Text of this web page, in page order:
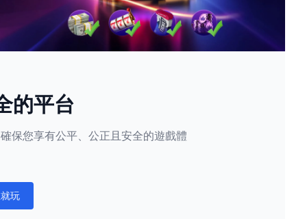
的平台
保您享有公平、公正且安全的遊戲體
玩